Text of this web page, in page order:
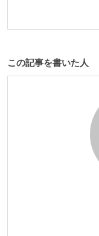
この記事を書いた人